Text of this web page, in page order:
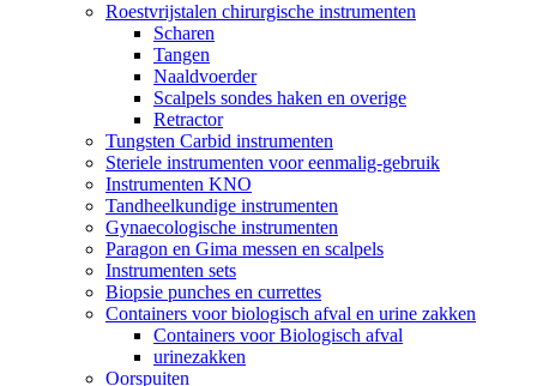
Roestvrijstalen chirurgische instrumenten
Scharen
Tangen
Naaldvoerder
Scalpels sondes haken en overige
Retractor
Tungsten Carbid instrumenten
Steriele instrumenten voor eenmalig-gebruik
Instrumenten KNO
Tandheelkundige instrumenten
Gynaecologische instrumenten
Paragon en Gima messen en scalpels
Instrumenten sets
Biopsie punches en currettes
Containers voor biologisch afval en urine zakken
Containers voor Biologisch afval
urinezakken
Oorspuiten